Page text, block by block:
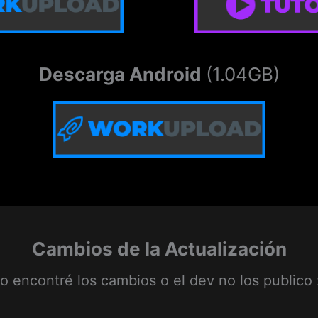
Descarga Android (1.04GB)
Cambios de la Actualización
encontré los cambios o el dev no los publico